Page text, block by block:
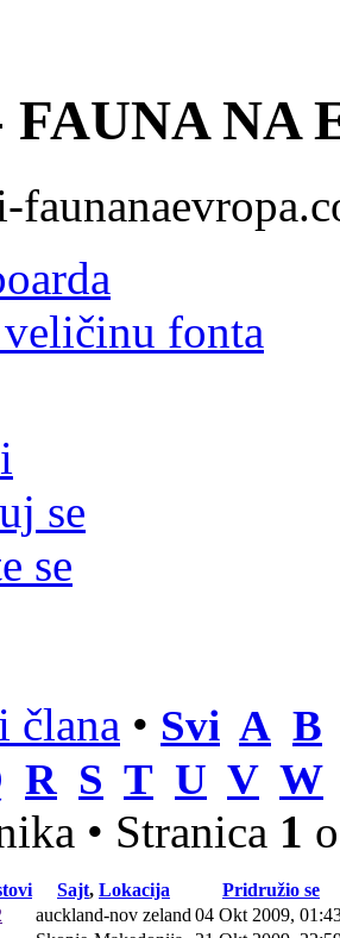
NA
fonta
se
se
člana • Svi A B
R S T U V W
• Stranica 1
Sajt, Lokacija
Pridružio se
auckland-nov zeland 04 Okt 2009,